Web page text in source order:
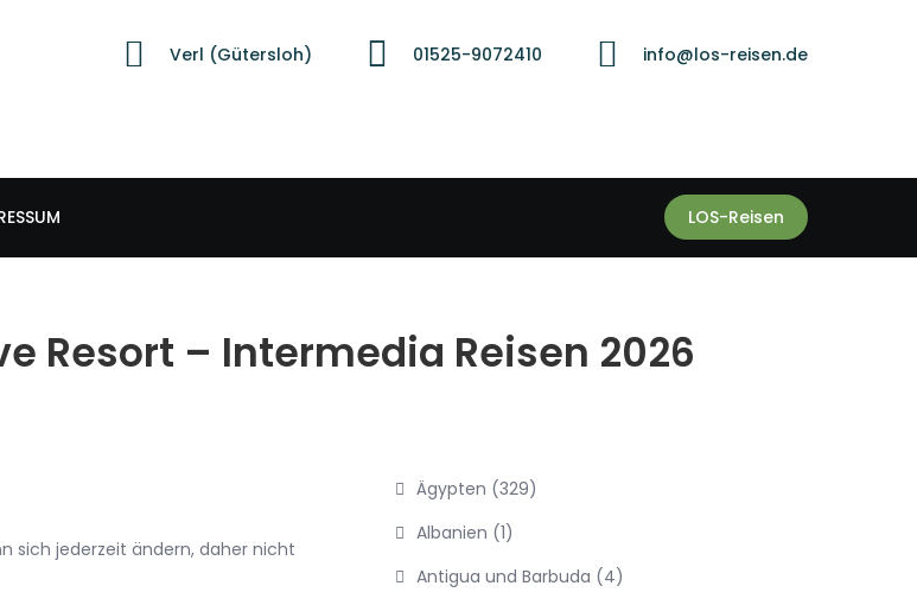
Verl (Gütersloh) 01525-9072410 info@los-reisen.de
LOS-Reisen
Resort – Intermedia Reisen 2026
sich jederzeit ändern, daher nicht
Ägypten (329)
Albanien (1)
Antigua und Barbuda (4)